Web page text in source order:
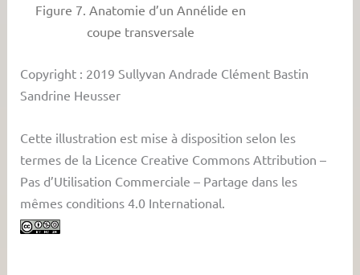
Figure 7. Anatomie d’un Annélide en
coupe transversale
Copyright : 2019 Sullyvan Andrade Clément Bastin
Sandrine Heusser
Cette illustration est mise à disposition selon les
termes de la Licence Creative Commons Attribution –
Pas d’Utilisation Commerciale – Partage dans les
mêmes conditions 4.0 International.